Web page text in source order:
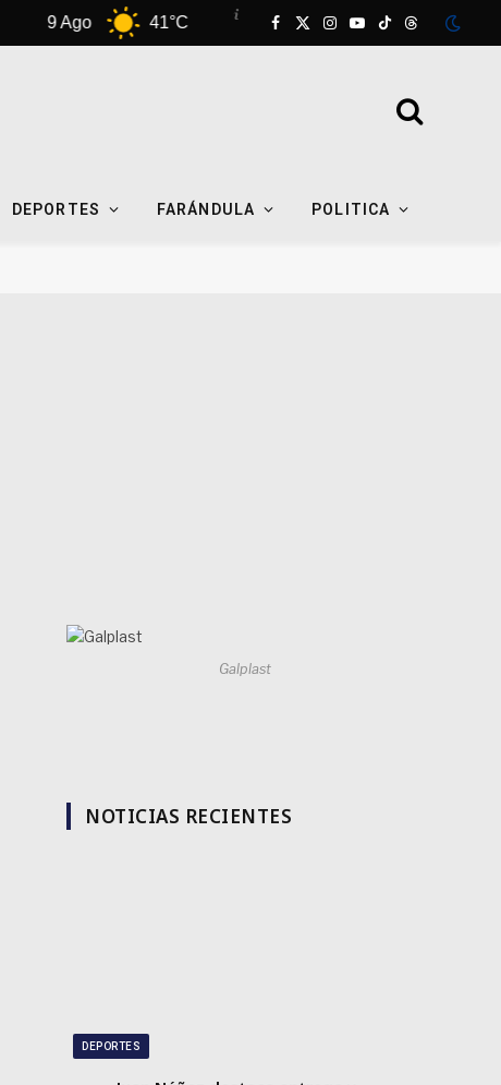
9 Ago 41°C 10 Ago 37°C 11
Facebook
X
Instagram
YouTube
TikTokThreads
DEPORTES FARÁNDULA POLITICA
Galplast
NOTICIAS RECIENTES
DEPORTES